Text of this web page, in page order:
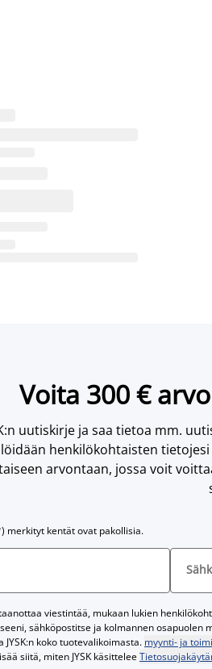
Voita 300 €
uutiskirje ja saa tietoa mm.
henkilökohtaisten
arvontaan, jossa voit
merkityt kentät ovat pakollisia.
viestintää, mukaan lukien
sähköpostitse ja kolmannen osapuolen
JYSK:n koko tuotevalikoimasta. myynti- ja
siitä, miten JYSK käsittelee